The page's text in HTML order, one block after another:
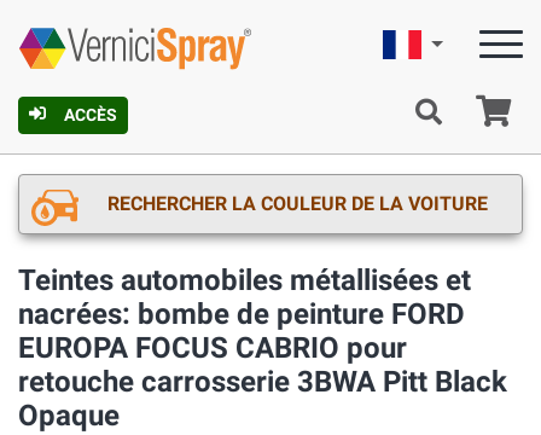
ACCÈS
Française
RECHERCHER LA COULEUR DE LA VOITURE
Teintes automobiles métallisées et
nacrées: bombe de peinture FORD
EUROPA FOCUS CABRIO pour
retouche carrosserie 3BWA Pitt Black
Opaque